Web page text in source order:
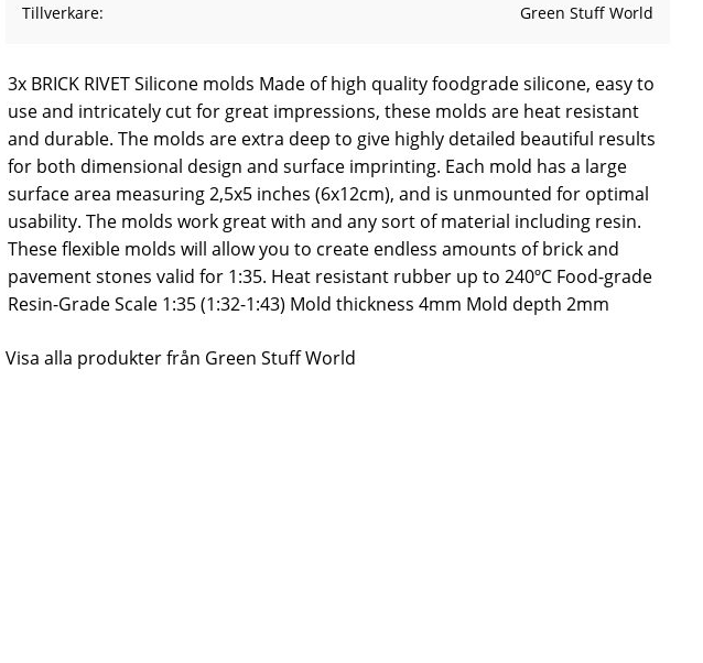
Tillverkare
Green Stuff World
3x BRICK RIVET Silicone molds Made of high quality foodgrade silicone, easy to
use and intricately cut for great impressions, these molds are heat resistant
and durable. The molds are extra deep to give highly detailed beautiful results
for both dimensional design and surface imprinting. Each mold has a large
surface area measuring 2,5x5 inches (6x12cm), and is unmounted for optimal
usability. The molds work great with and any sort of material including resin.
These flexible molds will allow you to create endless amounts of brick and
pavement stones valid for 1:35. Heat resistant rubber up to 240ºC Food-grade
Resin-Grade Scale 1:35 (1:32-1:43) Mold thickness 4mm Mold depth 2mm
Visa alla produkter från Green Stuff World